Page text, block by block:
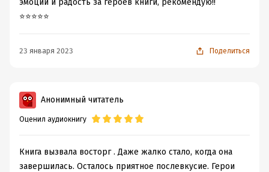
эмоции и радость за героев книги, рекомендую!!
⭐️⭐️⭐️⭐️⭐️
23 января 2023 Поделиться
Анонимный читатель
Оценил аудиокнигу
Книга вызвала восторг . Даже жалко стало, когда она
завершилась. Осталось приятное послевкусие. Герои